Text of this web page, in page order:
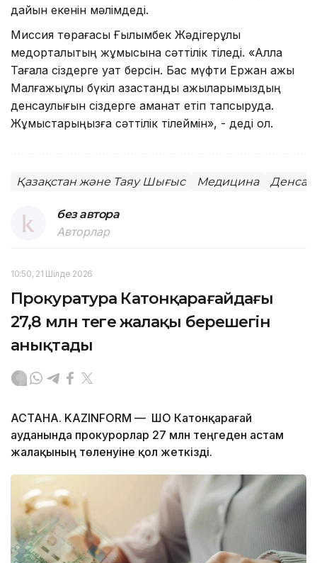
дайын екенін мәлімдеді.
Миссия төрағасы Ғылымбек Жәдігерұлы
медорталықтың жұмысына сәттілік тіледі. «Алла
Тағала сіздерге қуат берсін. Бас мүфти Ержан қажы
Малғажыұлы бүкіл қазақстандық қажыларымыздың
денсаулығын сіздерге аманат етіп тапсыруда.
Жұмыстарыңызға сәттілік тілеймін», - деді ол.
Қазақстан және Таяу Шығыс Медицина
без автора
Авторлар
10:50, 21 Шілде 2026
Прокуратура Катонқарағайдағы
27,8 млн теңге жалақы берешегін
анықтады
АСТАНА. KAZINFORM — ШҚО Катонқарағай
ауданында прокурорлар 27 млн теңгеден астам
жалақының төленуіне қол жеткізді.